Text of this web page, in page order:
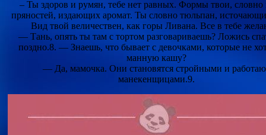
– Ты здоров и румян, тебе нет равных. Формы твои, словно
пряностей, издающих аромат. Ты словно тюльпан,
Вид твой величествен, как горы Ливана. Все в тебе
— Тань, опять ты там с тортом разговариваешь? Ложись
поздно.8. — Знаешь, что бывает с девочками, которые не
манную кашу?
— Да, мамочка. Они становятся стройными и
манекенщицами.9.